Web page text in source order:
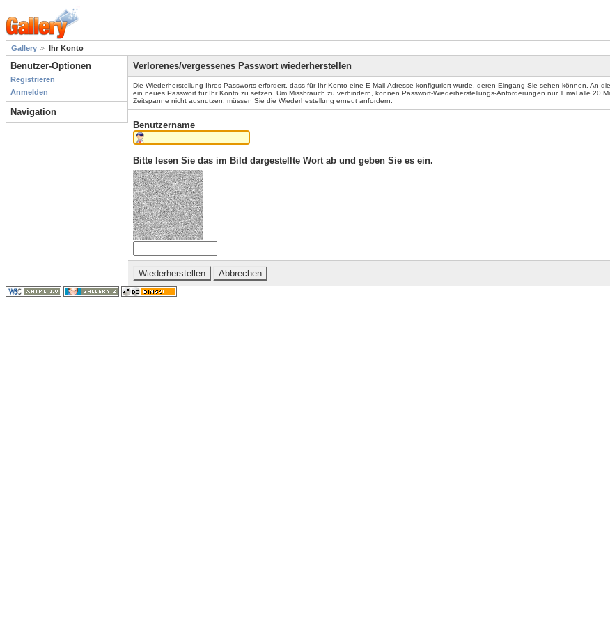
Gallery Ihr Konto
Benutzer-Optionen
Registrieren
Anmelden
Navigation
Verlorenes/vergessenes Passwort wiederherstellen
Die Wiederherstellung Ihres Passworts erfordert, dass für Ihr Konto eine E-Mail-Adresse konfiguriert wurde, deren Eingang Sie sehen können. An
ein neues Passwort für Ihr Konto zu setzen. Um Missbrauch zu verhindern, können Passwort-Wiederherstellungs-Anforderungen nur 1 mal alle 20
Zeitspanne nicht ausnutzen, müssen Sie die Wiederhestellung erneut anfordern.
Benutzername
Bitte lesen Sie das im Bild dargestellte Wort ab und geben Sie es ein.